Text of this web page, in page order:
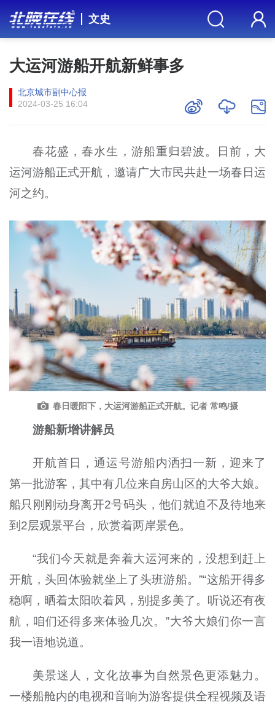
文史
大运河游船开航新鲜事多
北京城市副中心报
2024-03-25 16:04
春花盛，春水生，游船重归碧波。日前，大
运河游船正式开航，邀请广大市民共赴一场春日运
河之约。
春日暖阳下，大运河游船正式开航。记者 常鸣/摄
游船新增讲解员
开航首日，通运号游船内洒扫一新，迎来了
第一批游客，其中有几位来自房山区的大爷大娘。
船只刚刚动身离开2号码头，他们就迫不及待地来
到2层观景平台，欣赏着两岸景色。
“我们今天就是奔着大运河来的，没想到赶上
开航，头回体验就坐上了头班游船。”“这船开得多
稳啊，晒着太阳吹着风，别提多美了。听说还有夜
航，咱们还得多来体验几次。”大爷大娘们你一言
我一语地说道。
美景迷人，文化故事为自然景色更添魅力。
一楼船舱内的电视和音响为游客提供全程视频及语